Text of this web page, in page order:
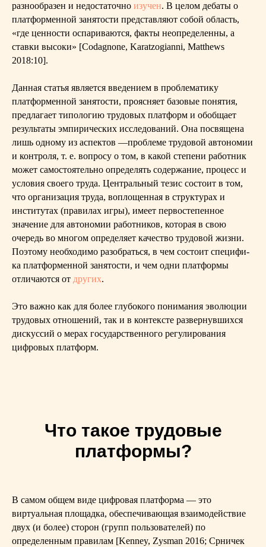
разнообразен и недостаточно изучен. В целом дебаты о
платформенной занятости представляют собой область,
«где ценности оспариваются, факты неопределенны, а
ставки высоки» [Codagnone, Karatzogianni, Matthews
2018:10].
Данная статья является введением в проблематику
платформенной занятости, проясняет базовые понятия,
предлагает типологию трудовых платформ и обобщает
результаты эмпирических исследований. Она посвящена
лишь одному из аспектов —проблеме трудовой автономии
и контроля, т. е. вопросу о том, в какой степени работник
может самостоятельно определять содержание, процесс и
условия своего труда. Центральный тезис состоит в том,
что организация труда, воплощенная в структурах и
институтах (правилах игры), имеет первостепенное
значение для автономии работников, которая в свою
очередь во многом определяет качество трудовой жизни.
Поэтому необходимо разобраться, в чем состоит специфи-
ка платформенной занятости, и чем одни платформы
отличаются от других.
Это важно как для более глубокого понимания эволюции
трудовых отношений, так и в контексте развернувшихся
дискуссий о мерах государственного регулирования
цифровых платформ.
Что такое трудовые
платформы?
В самом общем виде цифровая платформа — это
виртуальная площадка, обеспечивающая взаимодействие
двух (и более) сторон (групп пользователей) по
определенным правилам [Kenney, Zysman 2016; Срничек